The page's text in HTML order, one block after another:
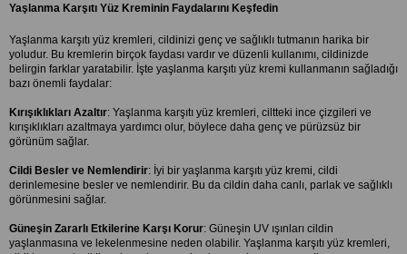
Yaşlanma Karşıtı Yüz Kreminin Faydalarını Keşfedin
Yaşlanma karşıtı yüz kremleri, cildinizi genç ve sağlıklı tutmanın harika bir
yoludur. Bu kremlerin birçok faydası vardır ve düzenli kullanımı, cildinizde
belirgin farklar yaratabilir. İşte yaşlanma karşıtı yüz kremi kullanmanın sağladığı
bazı önemli faydalar:
Kırışıklıkları Azaltır: Yaşlanma karşıtı yüz kremleri, ciltteki ince çizgileri ve
kırışıklıkları azaltmaya yardımcı olur, böylece daha genç ve pürüzsüz bir
görünüm sağlar.
Cildi Besler ve Nemlendirir: İyi bir yaşlanma karşıtı yüz kremi, cildi
derinlemesine besler ve nemlendirir. Bu da cildin daha canlı, parlak ve sağlıklı
görünmesini sağlar.
Güneşin Zararlı Etkilerine Karşı Korur: Güneşin UV ışınları cildin
yaşlanmasına ve lekelenmesine neden olabilir. Yaşlanma karşıtı yüz kremleri,